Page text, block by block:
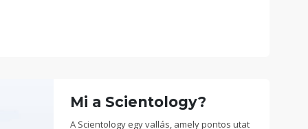
Mi a Scientology?
A Scientology egy vallás, amely pontos utat